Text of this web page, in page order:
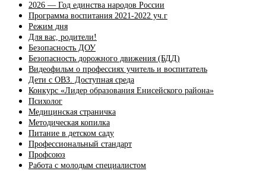
2026 — Год единства народов России
Программа воспитания 2021-2022 уч.г
Режим дня
Для вас, родители!
Безопасность ДОУ
Безопасность дорожного движения (БДД)
Видеофильм о профессиях учитель и воспитатель
Дети с ОВЗ. Доступная среда
Конкурс «Лидер образования Енисейского района»
Психолог
Медицинская страничка
Методическая копилка
Питание в детском саду
Профессиональный стандарт
Профсоюз
Работа с молодым специалистом